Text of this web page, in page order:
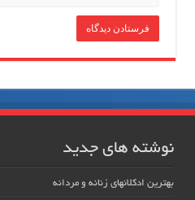
نوشته های جدید
بهترین ادکلانهای زنانه و مردانه